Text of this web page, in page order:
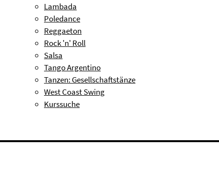
Lambada
Poledance
Reggaeton
Rock 'n' Roll
Salsa
Tango Argentino
Tanzen: Gesellschaftstänze
West Coast Swing
Kurssuche